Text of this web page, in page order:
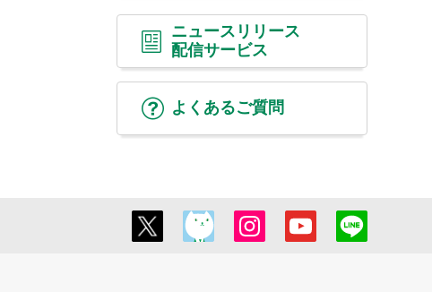
ニュースリリース
配信サービス
よくあるご質問